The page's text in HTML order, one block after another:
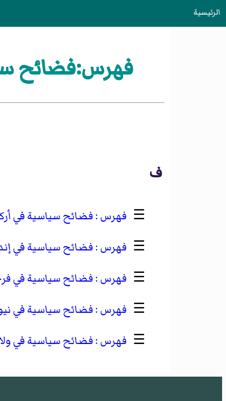
الرئيسية
فهرس:فضائح
ف
☰
فضائح سياسية في
☰
فضائح سياسية في
☰
فضائح سياسية في
☰
فضائح سياسية في
☰
فضائح سياسية في